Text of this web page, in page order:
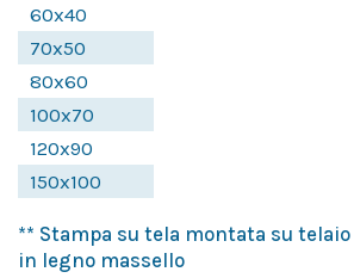
60x40
70x50
80x60
100x70
120x90
150x100
** Stampa su tela montata su
in legno massello